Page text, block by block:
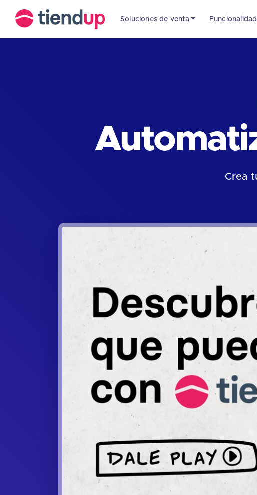
Soluciones de venta
Crea